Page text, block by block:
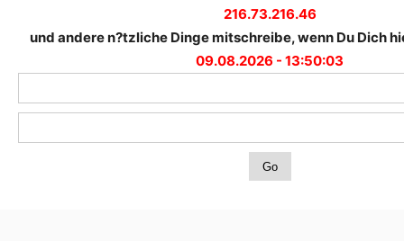
216.73.216.46
und andere n?tzliche Dinge mitschreibe, wenn Du Dich
09.08.2026 - 13:50:03